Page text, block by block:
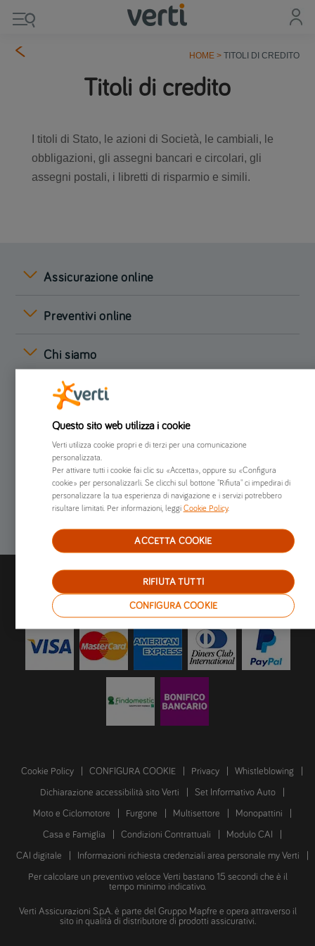
HOME> TITOLI DI CREDITO
Titoli di credito
I titoli di Stato, le azioni di Società, le cambiali, le
obbligazioni, gli assegni bancari e circolari, gli
assegni postali, i libretti di risparmio e simili.
Assicurazione online
Preventivi online
Chi siamo
Già clienti
Altro
I nostri metodi di pagamento:
Cookie Policy CONFIGURA COOKIE Privacy Whistleblowing
Dichiarazione accessibilità sito Verti Set Informativo Auto
Moto e Ciclomotore Furgone Multisettore Monopattini
Casa e Famiglia Condizioni Contrattuali Modulo CAI
CAI digitale Informazioni richiesta credenziali area personale my Verti
Per calcolare un preventivo veloce Verti bastano 15 secondi che è il
tempo minimo indicativo.
Verti Assicurazioni S.p.A. è parte del Gruppo Mapfre e opera attraverso il
sito in qualità di distributore di prodotti assicurativi.
Questo sito web utilizza i cookie
Verti utilizza cookie propri e di terzi per una comunicazione
personalizzata.
Per attivare tutti i cookie fai clic su «Accetta», oppure su «Configura
cookie» per personalizzarli. Se clicchi sul bottone "Rifiuta" ci impedirai di
personalizzare la tua esperienza di navigazione e i servizi potrebbero
risultare limitati. Per informazioni, leggi Cookie Policy.
CONFIGURA COOKIE
RIFIUTA TUTTI
ACCETTA COOKIE